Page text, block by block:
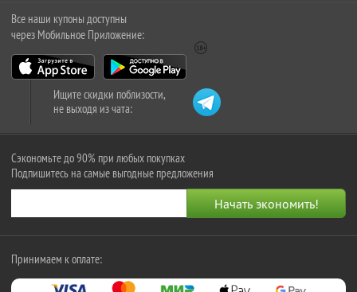
Все наши купоны доступны
через Мобильное Приложение:
Ищите скидки поблизости,
не выходя из чата:
Сэкономьте до 90% при любых покупках
Подпишитесь на самые выгодные предложения
Принимаем к оплате: